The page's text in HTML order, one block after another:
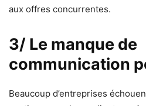
aux offres concurrentes.
3/ Le manque de
communication
Beaucoup d’entreprises